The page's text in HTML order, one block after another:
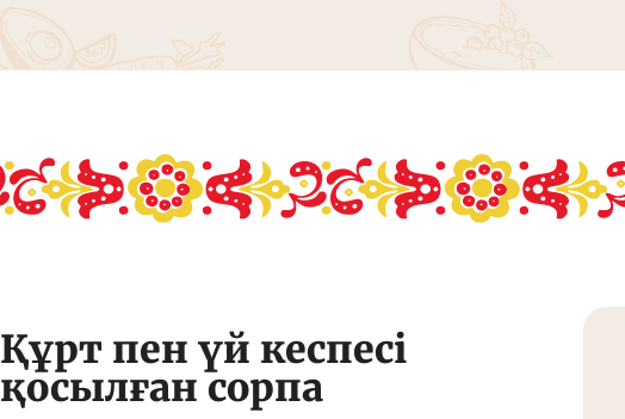
Құрт пен үй кеспесі
қосылған сорпа